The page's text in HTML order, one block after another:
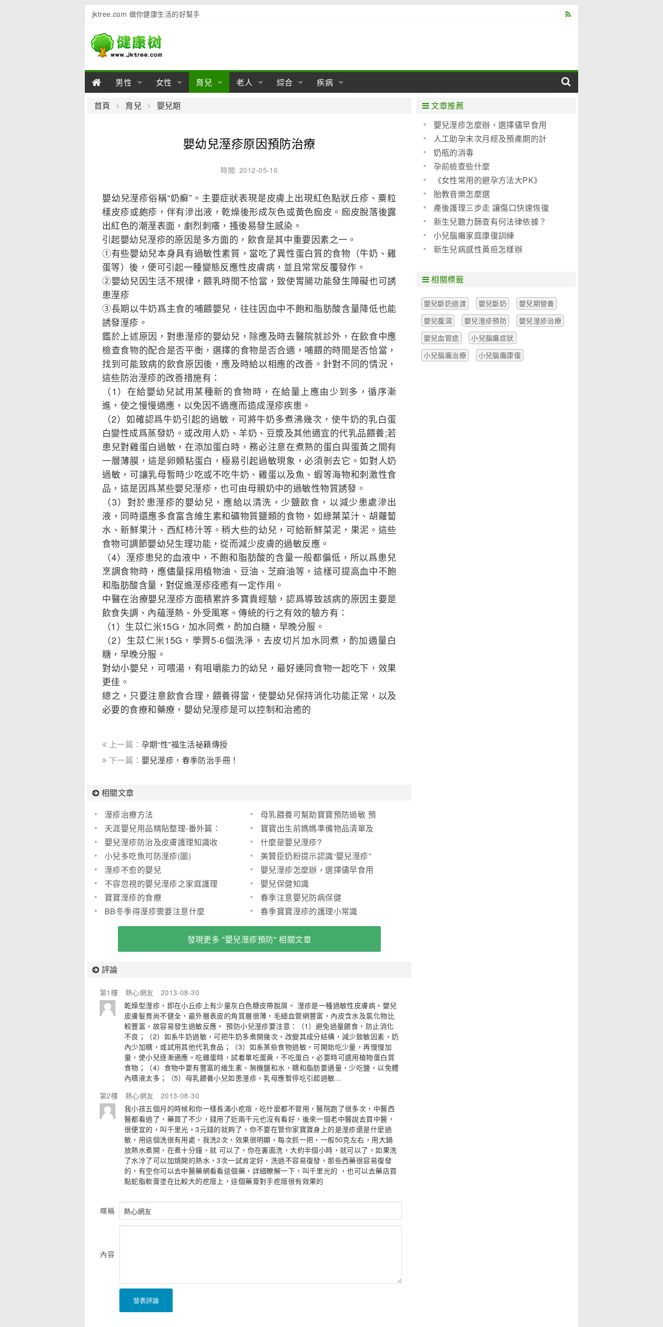
jktree.com 做你健康生活的好幫手
男性
男性陽痿
男性早泄
男性用品 男性疾病
女性
女性乳房
女性飲食
女性生理 女性疾病
育兒
幼兒期
學前期 母嬰用品
老人
老人用品
老人護理
綜合
亞健康
疾病
肝病
泌尿科
心血管
內科
首頁 育兒 嬰兒期
嬰幼兒溼疹原因預防治療
時間: 2012-05-16
嬰幼兒溼疹俗稱“奶癬”。主要症狀表現是皮膚上出現紅色點狀丘疹、粟粒
樣皮疹或皰疹，伴有滲出液，乾燥後形成灰色或黃色痂皮。痂皮脫落後露
出紅色的潮溼表面，劇烈刺癢，搔後易發生感染。
引起嬰幼兒溼疹的原因是多方面的，飲食是其中重要因素之一。
①有些嬰幼兒本身具有過敏性素質，當吃了異性蛋白質的食物（牛奶、雞
蛋等）後，便可引起一種變態反應性皮膚病，並且常常反覆發作。
②嬰幼兒因生活不規律，餵乳時間不恰當，致使胃腸功能發生障礙也可誘
患溼疹
③長期以牛奶爲主食的哺餵嬰兒，往往因血中不飽和脂肪酸含量降低也能
誘發溼疹。
鑑於上述原因，對患溼疹的嬰幼兒，除應及時去醫院就診外，在飲食中應
檢查食物的配合是否平衡，選擇的食物是否合適，哺餵的時間是否恰當，
找到可能致病的飲食原因後，應及時給以相應的改善。針對不同的情況，
這些防治溼疹的改善措施有：
（1）在給嬰幼兒試用某種新的食物時，在給量上應由少到多，循序漸
進，使之慢慢適應，以免因不適應而造成溼疹疾患。
（2）如確認爲牛奶引起的過敏，可將牛奶多煮沸幾次，使牛奶的乳白蛋
白變性成爲蒸發奶。或改用人奶、羊奶、豆漿及其他適宜的代乳品餵養;若
患兒對雞蛋白過敏，在添加蛋白時，務必注意在煮熟的蛋白與蛋黃之間有
一層薄膜，這是卵類粘蛋白，極易引起過敏現象，必須剝去它。如對人奶
過敏，可讓乳母暫時少吃或不吃牛奶、雞蛋以及魚、蝦等海物和刺激性食
品，這是因爲某些嬰兒溼疹，也可由母親奶中的過敏性物質誘發。
（3）對於患溼疹的嬰幼兒，應給以清洗，少鹽飲食，以減少患處滲出
液，同時還應多食富含維生素和礦物質鹽類的食物，如綠葉菜汁、胡蘿蔔
水、新鮮果汁、西紅柿汁等。稍大些的幼兒，可給新鮮菜泥，果泥。這些
食物可調節嬰幼兒生理功能，從而減少皮膚的過敏反應。
（4）溼疹患兒的血液中，不飽和脂肪酸的含量一般都偏低，所以爲患兒
烹調食物時，應儘量採用植物油、豆油、芝麻油等，這樣可提高血中不飽
和脂肪酸含量，對促進溼疹痊癒有一定作用。
中醫在治療嬰兒溼疹方面積累許多寶貴經驗，認爲導致該病的原因主要是
飲食失調、內蘊溼熱、外受風寒。傳統的行之有效的驗方有：
（1）生苡仁米15G，加水同煮，酌加白糖，早晚分服。
（2）生苡仁米15G，荸薺5-6個洗淨，去皮切片加水同煮，酌加適量白
糖，早晚分服。
對幼小嬰兒，可喂湯，有咀嚼能力的幼兒，最好連同食物一起吃下，效果
更佳。
總之，只要注意飲食合理，餵養得當，使嬰幼兒保持消化功能正常，以及
必要的食療和藥療，嬰幼兒溼疹是可以控制和治癒的
上一篇： 孕期“性”福生活祕籍傳授
下一篇： 嬰兒溼疹，春季防治手冊！
相關文章
溼疹治療方法
母乳餵養可幫助寶寶預防過敏 預
防小兒白血病
天涯嬰兒用品精貼整理-番外篇：
嬰兒尿布疹篇
寶寶出生前媽媽準備物品清單及
新媽媽需知
嬰兒溼疹防治及皮膚護理知識收
集
什麼是嬰兒溼疹?
小兒多吃魚可防溼疹(圖)
美贊臣奶粉提示認識“嬰兒溼疹”
溼疹不愈的嬰兒
嬰兒溼疹怎麼辦，選擇儘早食用
聖 元優博
不容忽視的嬰兒溼疹之家庭護理
嬰兒保健知識
寶寶溼疹的食療
春季注意嬰兒防病保健
BB冬季得溼疹需要注意什麼
春季寶寶溼疹的護理小常識
發現更多 "嬰兒溼疹預防" 相關文章
評論
第1樓 熱心網友
2013-08-30
乾燥型溼疹，即在小丘疹上有少量灰白色糠皮帶脫屑。 溼疹是一種過敏性皮膚病。嬰兒
皮膚髮育尚不健全，最外層表皮的角質層很薄，毛細血管網豐富，內皮含水及氯化物比
較豐富，故容易發生過敏反應。 預防小兒溼疹要注意：（1）避免過量餵食，防止消化
不良；（2）如系牛奶過敏，可把牛奶多煮開幾次，改變其成分結構，減少致敏因素，奶
內少加糖，或試用其他代乳食品；（3）如系某些食物過敏，可開始吃少量，再慢慢加
量，使小兒逐漸適應。吃雞蛋時，試着單吃蛋黃，不吃蛋白，必要時可選用植物蛋白質
食物；（4）食物中要有豐富的維生素、無機鹽和水，糖和脂肪要適量，少吃鹽，以免體
內積液太多；（5）母乳餵養小兒如患溼疹，乳母應暫停吃引起過敏...
第2樓
熱心網友
2013-08-30
我小孩五個月的時候和你一樣長滿小疙瘩，吃什麼都不管用，醫院跑了很多次，中醫西
醫都看過了，藥買了不少，錢用了近兩千元也沒有看好，後來一個老中醫說去買中醫，
很便宜的，叫千里光，3元錢的就夠了，你不要在管你家寶寶身上的是溼疹還是什麼過
敏，用這個洗很有用處，我洗2次，效果很明顯，每次抓一把，一般50克左右，用大鍋
放熱水煮開，在煮十分鐘，就 可以了，你在裏面洗，大約半個小時，就可以了，如果洗
了水冷了可以加燒開的熱水，3次一試肯定好，洗過不容易復發，那些西藥很容易復發
的，有空你可以去中醫藥網看看這個藥，詳細瞭解一下，叫千里光的 ，也可以去藥店買
點蛇脂軟膏塗在比較大的疙瘩上，這個藥膏對手疙瘩很有效果的
暱稱
內容
發表評論
文章推薦
嬰兒溼疹怎麼辦，選擇儘早食用
聖 元優博
人工助孕末次月經及預產期的計
算方法
奶瓶的消毒
孕前檢查些什麼
《女性常用的避孕方法大PK》
(圖)胎教音樂怎麼選
產後護理三步走 讓傷口快速恢復
新生兒聽力篩查有何法律依據？
小兒腦癱家庭康復訓練
新生兒病感性黃疸怎樣辦
相關標籤
嬰兒斷奶過渡 嬰兒斷奶
嬰兒期營養
嬰兒腹瀉
嬰兒溼疹預防
嬰兒溼疹治療
嬰兒血管痣
小兒腦癱症狀
小兒腦癱治療
小兒腦癱康復